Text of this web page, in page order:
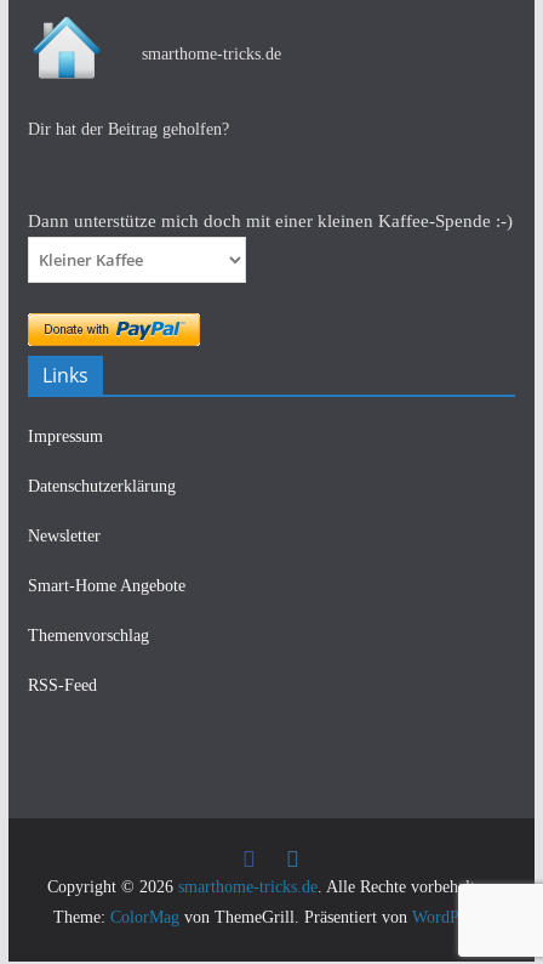
smarthome-tricks.de
Dir hat der Beitrag geholfen?
Dann unterstütze mich doch mit einer kleinen Kaffee-Spende :-)
Links
Impressum
Datenschutzerklärung
Newsletter
Smart-Home Angebote
Themenvorschlag
RSS-Feed
Copyright © 2026 smarthome-tricks.de. Alle Rechte vorbehalten.
Theme: ColorMagvon ThemeGrill. Präsentiert von WordPress